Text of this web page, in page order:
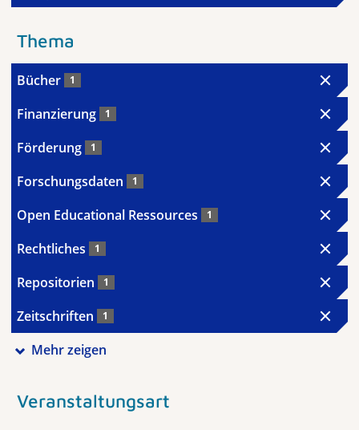
Thema
Bücher 1
Finanzierung 1
Förderung 1
Forschungsdaten 1
Open Educational Ressources 1
Rechtliches 1
Repositorien 1
Zeitschriften 1
Mehr zeigen
Veranstaltungsart